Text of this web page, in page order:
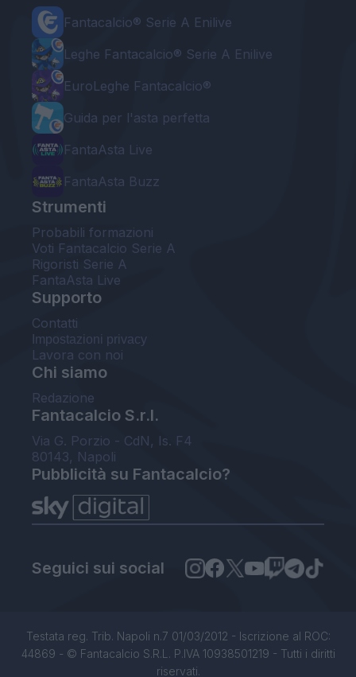
Fantacalcio® Serie A Enilive
Leghe Fantacalcio® Serie A Enilive
EuroLeghe Fantacalcio®
Guida per l'asta perfetta
FantaAsta Live
FantaAsta Buzz
Strumenti
Probabili formazioni
Voti Fantacalcio Serie A
Rigoristi Serie A
FantaAsta Live
Supporto
Contatti
Impostazioni privacy
Lavora con noi
Chi siamo
Redazione
Fantacalcio S.r.l.
Via G. Porzio - CdN, Is. F4
80143, Napoli
Pubblicità su Fantacalcio?
Seguici sui social
Testata reg. Trib. Napoli n.7 01/03/2012 - Iscrizione al ROC:
44869 - © Fantacalcio S.R.L. P.IVA 10938501219 - Tutti i diritti
riservati.